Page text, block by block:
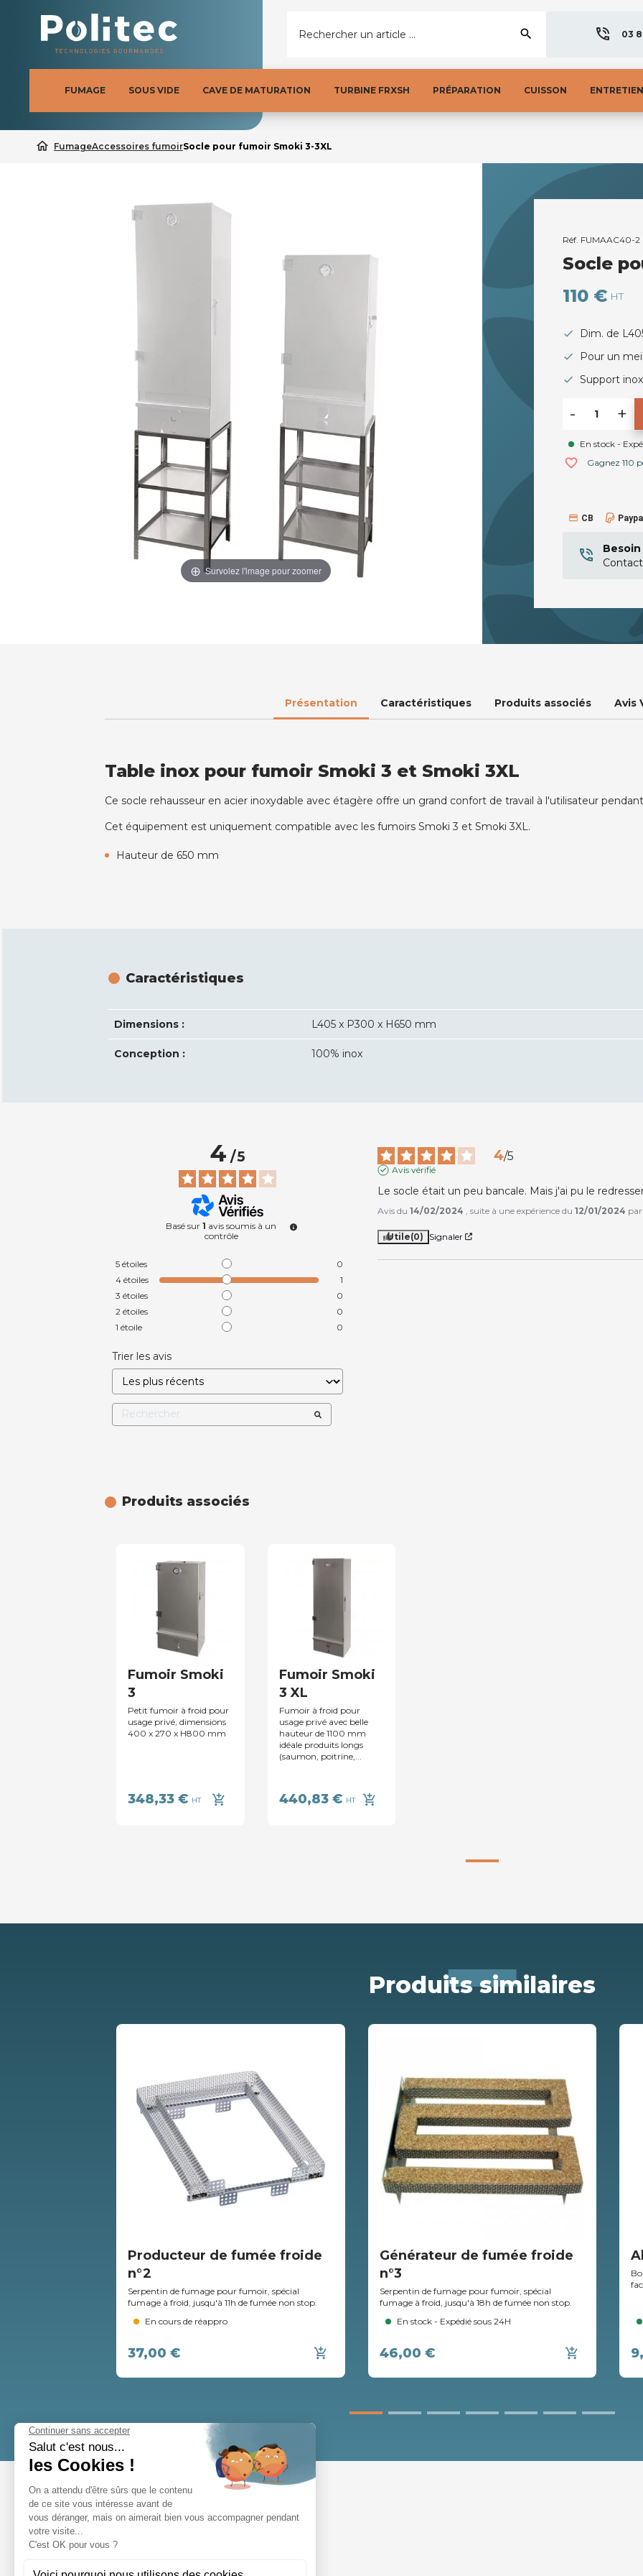
Rechercher un article ... search 03
FUMAGE SOUS VIDE CAVE DE MATURATION TURBINE FRXSH PRÉPARATION CUISSON
home FumageAccessoires fumoirSocle pour fumoir Smoki 3-3XL
Survolez l'image pour zoomer
Réf. FUMAAC40-2
Socle
110 € HT
Dim. de
Pour un
Support
- +
En stock -
favorite_border Gagnez 110
CB Paypal
Besoin
Présentation Caractéristiques Produits associés Avis
Table inox pour fumoir Smoki 3 et Smoki 3XL
Ce socle rehausseur en acier inoxydable avec étagère offre un grand confort de travail à l'utilisateur
Cet équipement est uniquement compatible avec les fumoirs Smoki 3 et Smoki 3XL.
Hauteur de 650 mm
Caractéristiques
Dimensions : L405 x P300 x H650 mm
Conception : 100% inox
4/5
Basé sur1 avis soumis à un
contrôle
5étoiles
0
4étoiles
1
3étoiles
0
2étoiles
0
1étoile 0
Trier les avis
4/5
Avis vérifié
Le socle était un peu bancale. Mais j'ai pu le
Avis du14/02/2024 , suite à une expérience du12/01/2024
Utile(0) Signaler
Produits associés
Fumoir Smoki
3
Petit fumoir à froid pour
usage privé, dimensions
400 x 270 x H800 mm
348,33 € HT add_shopping_cart
Fumoir Smoki
3 XL
Fumoir à froid pour
usage privé avec belle
hauteur de 1100 mm
idéale produits longs
(saumon, poitrine,...
440,83 € HT add_shopping_cart
Produits similaires
Producteur de fumée froide
n°2
Serpentin de fumage pour fumoir, spécial
fumage à froid, jusqu'à 11h de fumée non stop.
En cours de réappro
37,00 € add_shopping_cart
Générateur de fumée froide
n°3
Serpentin de fumage pour fumoir, spécial
fumage à froid, jusqu'à 18h de fumée non stop.
En stock - Expédié sous 24H
46,00 € add_shopping_cart